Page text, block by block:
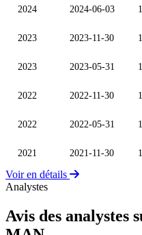
2024 2024-06-03
2023 2023-11-30
2023 2023-05-31
2022 2022-11-30
2022 2022-05-31
2021 2021-11-30
Voir en détails
Analystes
Avis des analystes